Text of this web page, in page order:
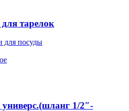
тарелок
для посуды
1/2″-